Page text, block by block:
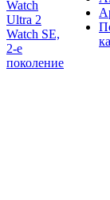
Watch
Ultra 2
Watch SE,
2-е
поколение